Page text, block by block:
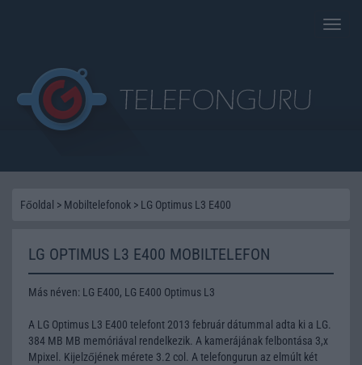
Toggle
Főoldal > Mobiltelefonok > LG Optimus L3 E400
LG OPTIMUS L3 E400 MOBILTELEFON
Más néven: LG E400, LG E400 Optimus L3
A LG Optimus L3 E400 telefont 2013 február dátummal adta ki a LG.
384 MB MB memóriával rendelkezik. A kamerájának felbontása 3,x
Mpixel. Kijelzőjének mérete 3.2 col. A telefongurun az elmúlt két